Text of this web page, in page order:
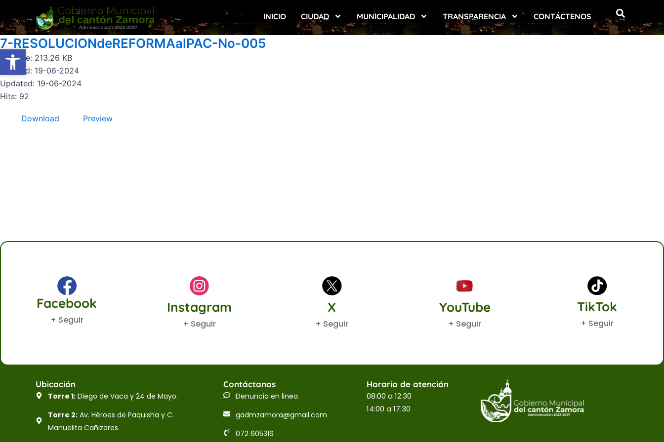
Abrir barra de herramientas
al
contenido
INICIO CIUDAD MUNICIPALIDAD TRANSPARENCIA CONTÁCTENOS
7-RESOLUCIONdeREFORMAalPAC-No-005
File size: 213.26 KB
Created: 19-06-2024
Updated: 19-06-2024
Hits: 92
Download Preview
Facebook
+ Seguir
Instagram
+ Seguir
X
+ Seguir
YouTube
+ Seguir
TikTok
+ Seguir
Ubicación
Torre 1:Diego de Vaca y 24 de Mayo.
Torre 2:Av. Héroes de Paquisha y C.
Manuelita Cañizares.
Contáctanos
Denuncia en linea
gadmzamora@gmail.com
072 605316
Horario de atención
08:00 a 12:30
14:00 a 17:30
Abrir barra de herramientas